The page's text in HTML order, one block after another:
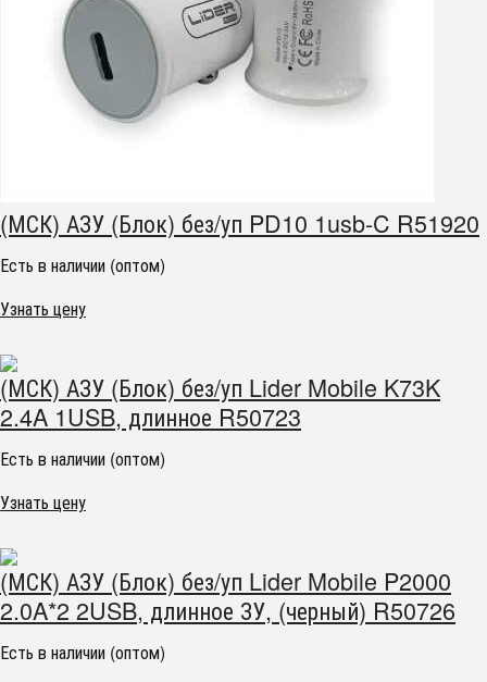
(МСК) АЗУ (Блок) без/уп PD10 1usb-C R51920
Есть в наличии (оптом)
Узнать цену
(МСК) АЗУ (Блок) без/уп Lider Mobile K73K
2.4A 1USB, длинное R50723
Есть в наличии (оптом)
Узнать цену
(МСК) АЗУ (Блок) без/уп Lider Mobile P2000
2.0A*2 2USB, длинное ЗУ, (черный) R50726
Есть в наличии (оптом)